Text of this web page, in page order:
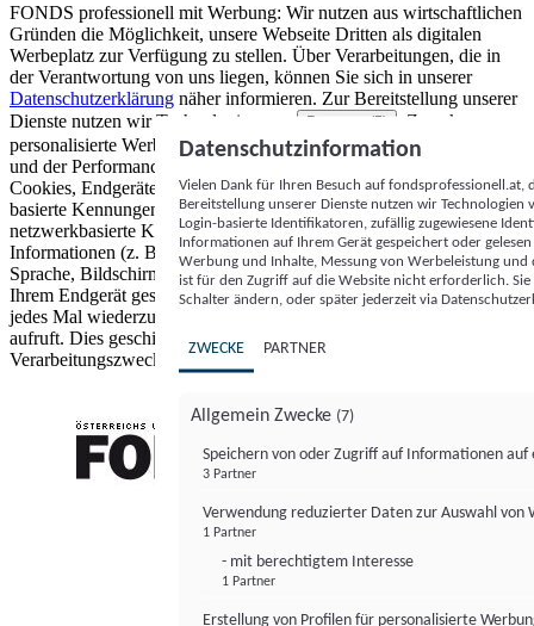
FONDS professionell mit Werbung: Wir nutzen aus wirtschaftlichen
Gründen die Möglichkeit, unsere Webseite Dritten als digitalen
Werbeplatz zur Verfügung zu stellen. Über Verarbeitungen, die in
der Verantwortung von uns liegen, können Sie sich in unserer
Datenschutzerklärung näher informieren. Zur Bereitstellung unserer
Dienste nutzen wir Technologien von
Partnern (5)
. Zwecke:
personalisierte Werbung und Inhalte, Messung von Werbeleistung
und der Performance von Inhalten sowie Zielgruppenforschung.
Cookies, Endgeräte- oder ähnliche Online-Kennungen (z. B. login-
basierte Kennungen, zufällig generierte Kennungen,
netzwerkbasierte Kennungen) können zusammen mit anderen
Informationen (z. B. Browsertyp und Browserinformationen,
Sprache, Bildschirmgröße, unterstützte Technologien usw.) auf
Ihrem Endgerät gespeichert oder von dort ausgelesen werden, um es
jedes Mal wiederzuerkennen, wenn es eine App oder einer Webseite
aufruft. Dies geschieht für einen oder mehrere der hier aufgeführten
Verarbeitungszwecke.
Datenschutzinformation
Vielen Dank für Ihren Besuch auf
Bereitstellung unserer Dienste nutzen wir Technologien
Login-basierte Identifikatoren, zufällig zugewiesene
Informationen auf Ihrem Gerät gespeichert oder
Werbung und Inhalte, Messung von Werbeleistung
ist für den Zugriff auf die Website nicht erforderlich.
Schalter ändern, oder später jederzeit via
ZWECKE PARTNER
Allgemein Zwecke (7)
Speichern von oder Zugriff auf Informationen auf
3 Partner
Verwendung reduzierter Daten zur Auswahl von
1 Partner
- mit berechtigtem Interesse
1 Partner
Erstellung von Profilen für personalisierte
FONDS professionell